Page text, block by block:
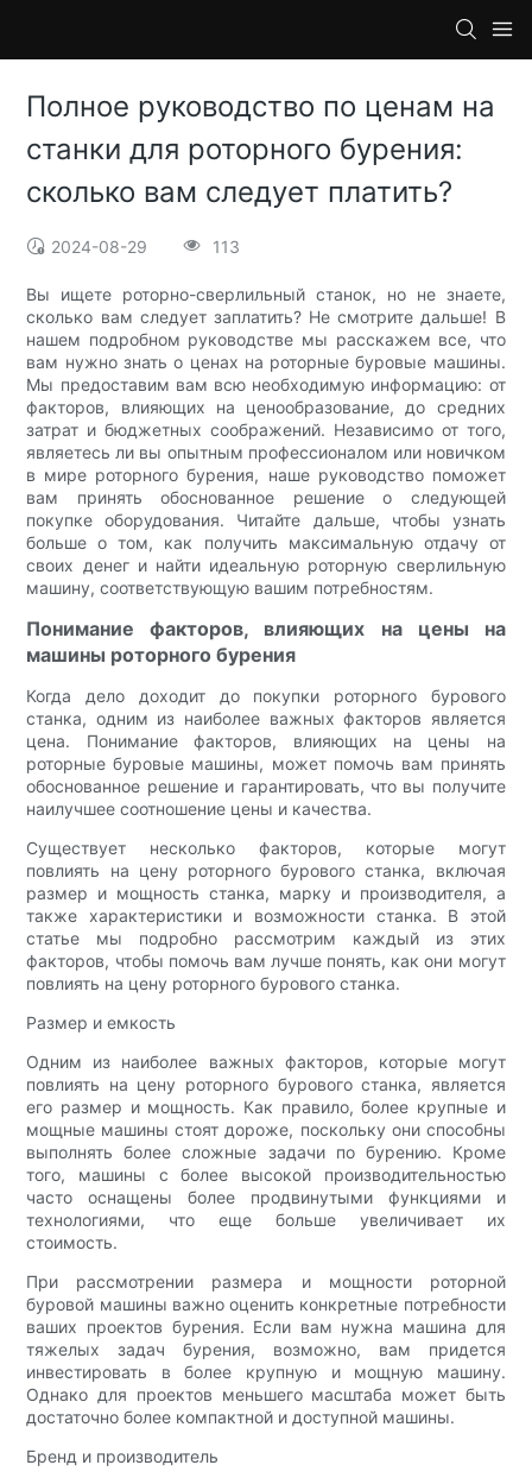
Полное руководство по ценам на
станки для роторного бурения:
сколько вам следует платить?
2024-08-29 113
Вы ищете роторно-сверлильный станок, но не знаете,
сколько вам следует заплатить? Не смотрите дальше! В
нашем подробном руководстве мы расскажем все, что
вам нужно знать о ценах на роторные буровые машины.
Мы предоставим вам всю необходимую информацию: от
факторов, влияющих на ценообразование, до средних
затрат и бюджетных соображений. Независимо от того,
являетесь ли вы опытным профессионалом или новичком
в мире роторного бурения, наше руководство поможет
вам принять обоснованное решение о следующей
покупке оборудования. Читайте дальше, чтобы узнать
больше о том, как получить максимальную отдачу от
своих денег и найти идеальную роторную сверлильную
машину, соответствующую вашим потребностям.
Понимание факторов, влияющих на цены на
машины роторного бурения
Когда дело доходит до покупки роторного бурового
станка, одним из наиболее важных факторов является
цена. Понимание факторов, влияющих на цены на
роторные буровые машины, может помочь вам принять
обоснованное решение и гарантировать, что вы получите
наилучшее соотношение цены и качества.
Существует несколько факторов, которые могут
повлиять на цену роторного бурового станка, включая
размер и мощность станка, марку и производителя, а
также характеристики и возможности станка. В этой
статье мы подробно рассмотрим каждый из этих
факторов, чтобы помочь вам лучше понять, как они могут
повлиять на цену роторного бурового станка.
Размер и емкость
Одним из наиболее важных факторов, которые могут
повлиять на цену роторного бурового станка, является
его размер и мощность. Как правило, более крупные и
мощные машины стоят дороже, поскольку они способны
выполнять более сложные задачи по бурению. Кроме
того, машины с более высокой производительностью
часто оснащены более продвинутыми функциями и
технологиями, что еще больше увеличивает их
стоимость.
При рассмотрении размера и мощности роторной
буровой машины важно оценить конкретные потребности
ваших проектов бурения. Если вам нужна машина для
тяжелых задач бурения, возможно, вам придется
инвестировать в более крупную и мощную машину.
Однако для проектов меньшего масштаба может быть
достаточно более компактной и доступной машины.
Бренд и производитель